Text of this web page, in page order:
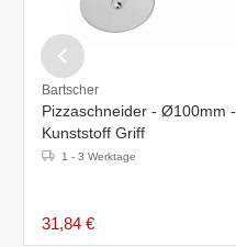
Bartscher
Pizzaschneider - Ø100mm -
Kunststoff Griff
1 - 3 Werktage
31,84 €